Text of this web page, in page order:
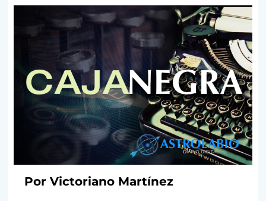
Por Victoriano Martínez